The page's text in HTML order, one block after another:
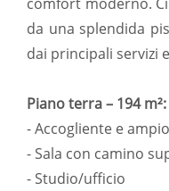
da una splendida
dai principali servizi
Piano terra – 194 m²:
- Accogliente e
- Sala con camino
- Studio/ufficio